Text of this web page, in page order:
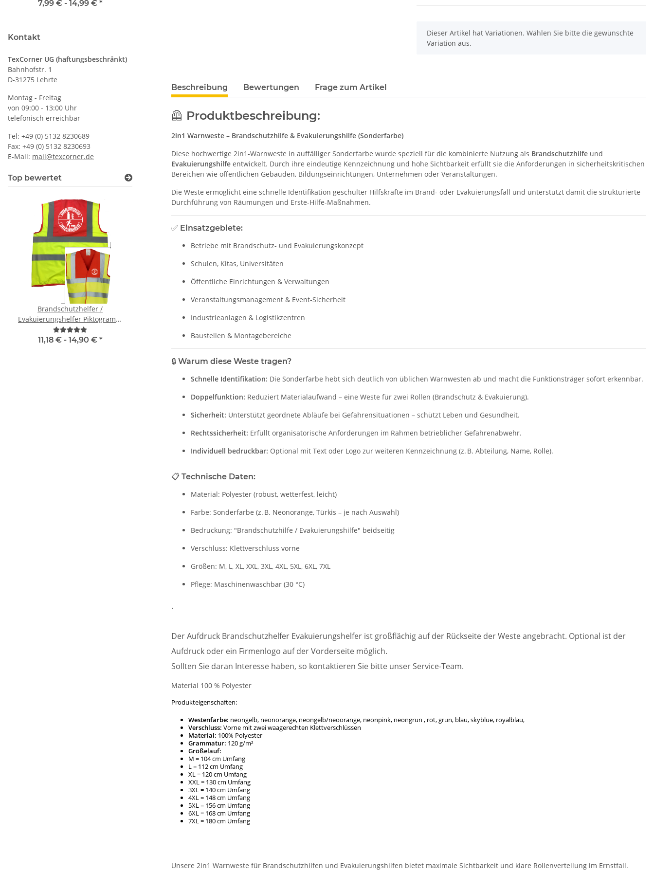
x
Dieser Artikel hat Variationen. Wählen Sie bitte die gewünschte
Variation aus.
Beschreibung Bewertungen Frage zum Artikel
🦺 Produktbeschreibung:
2in1 Warnweste – Brandschutzhilfe & Evakuierungshilfe (Sonderfarbe)
Diese hochwertige 2in1-Warnweste in auffälliger Sonderfarbe wurde speziell für die kombinierte Nutzung als Brandschutzhilfe und
Evakuierungshilfe entwickelt. Durch ihre eindeutige Kennzeichnung und hohe Sichtbarkeit erfüllt sie die Anforderungen in sicherheitskritischen
Bereichen wie öffentlichen Gebäuden, Bildungseinrichtungen, Unternehmen oder Veranstaltungen.
Die Weste ermöglicht eine schnelle Identifikation geschulter Hilfskräfte im Brand- oder Evakuierungsfall und unterstützt damit die strukturierte
Durchführung von Räumungen und Erste-Hilfe-Maßnahmen.
✅ Einsatzgebiete:
Betriebe mit Brandschutz- und Evakuierungskonzept
Schulen, Kitas, Universitäten
Öffentliche Einrichtungen & Verwaltungen
Veranstaltungsmanagement & Event-Sicherheit
Industrieanlagen & Logistikzentren
Baustellen & Montagebereiche
🔒 Warum diese Weste tragen?
Schnelle Identifikation: Die Sonderfarbe hebt sich deutlich von üblichen Warnwesten ab und macht die Funktionsträger sofort erkennbar.
Doppelfunktion: Reduziert Materialaufwand – eine Weste für zwei Rollen (Brandschutz & Evakuierung).
Sicherheit: Unterstützt geordnete Abläufe bei Gefahrensituationen – schützt Leben und Gesundheit.
Rechtssicherheit: Erfüllt organisatorische Anforderungen im Rahmen betrieblicher Gefahrenabwehr.
Individuell bedruckbar: Optional mit Text oder Logo zur weiteren Kennzeichnung (z. B. Abteilung, Name, Rolle).
📋 Technische Daten:
Material: Polyester (robust, wetterfest, leicht)
Farbe: Sonderfarbe (z. B. Neonorange, Türkis – je nach Auswahl)
Bedruckung: "Brandschutzhilfe / Evakuierungshilfe" beidseitig
Verschluss: Klettverschluss vorne
Größen: M, L, XL, XXL, 3XL, 4XL, 5XL, 6XL, 7XL
Pflege: Maschinenwaschbar (30 °C)
.
Der Aufdruck Brandschutzhelfer Evakuierungshelfer ist großflächig auf der Rückseite der Weste angebracht. Optional ist der
Aufdruck oder ein Firmenlogo auf der Vorderseite möglich.
Sollten Sie daran Interesse haben, so kontaktieren Sie bitte unser Service-Team.
Material 100 % Polyester
Produkteigenschaften:
Westenfarbe: neongelb, neonorange, neongelb/neoorange, neonpink, neongrün , rot, grün, blau, skyblue, royalblau,
Verschluss: Vorne mit zwei waagerechten Klettverschlüssen
Material: 100% Polyester
Grammatur: 120 g/m²
Größelauf:
M = 104 cm Umfang
L = 112 cm Umfang
XL = 120 cm Umfang
XXL = 130 cm Umfang
3XL = 140 cm Umfang
4XL = 148 cm Umfang
5XL = 156 cm Umfang
6XL = 168 cm Umfang
7XL = 180 cm Umfang
Unsere 2in1 Warnweste für Brandschutzhilfen und Evakuierungshilfen bietet maximale Sichtbarkeit und klare Rollenverteilung im Ernstfall.
Wunschnamen
7,99 € - 14,99 € *
Kontakt
TexCorner UG (haftungsbeschränkt)
Bahnhofstr. 1
D-31275 Lehrte
Montag - Freitag
von 09:00 - 13:00 Uhr
telefonisch erreichbar
Tel: +49 (0) 5132 8230689
Fax: +49 (0) 5132 8230693
E-Mail: mail@texcorner.de
Top bewertet
Brandschutzhelfer /
Evakuierungshelfer Piktogramm
Weste rot/gelb S-3XL
11,18 € - 14,90 € *
Abschluss Geschenk
9,90 € -12,90 €*
Paramedic Grün mit vielen
8,49 € -